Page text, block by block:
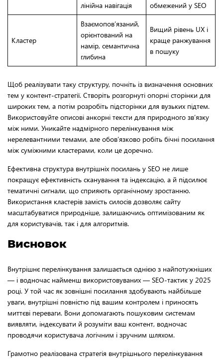
лінійна навігація
обмежений у SEO
Кластер
Взаємопов’язаний,
орієнтований на
намір, семантична
глибина
Вищий рівень UX і
краще ранжування
в пошуку
Щоб реалізувати таку структуру, почніть із визначення основних
тем у контент-стратегії. Створіть розгорнуті опорні сторінки для
широких тем, а потім розробіть підсторінки для вузьких підтем.
Використовуйте описові анкорні тексти для природного зв’язку
між ними. Уникайте надмірного перелінкування між
нерелевантними темами, але обов’язково робіть бічні посилання
між суміжними кластерами, коли це доречно.
Ефективна структура внутрішніх посилань у SEO не лише
покращує ефективність сканування та індексацію, а й підсилює
тематичні сигнали, що сприяють органічному зростанню.
Використання кластерів замість силосів дозволяє сайту
масштабуватися природніше, залишаючись оптимізованим як
для користувачів, так і для алгоритмів.
Висновок
Внутрішнє перелінкування залишається однією з найпотужніших
— і водночас найменш використовуваних — SEO-тактик у 2025
році. У той час як зовнішні посилання здобувають найбільше
уваги, внутрішні повністю під вашим контролем і приносять
миттєві переваги. Вони допомагають пошуковим системам
виявляти, індексувати й розуміти ваш контент, водночас
проводячи користувача логічним і зручним шляхом.
Грамотно реалізована стратегія внутрішнього перелінкування